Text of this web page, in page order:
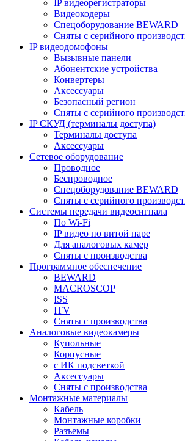
IP видеорегистраторы
Видеокодеры
Спецоборудование BEWARD
Сняты с серийного
IP видеодомофоны
Вызывные панели
Абонентские устройства
Конвертеры
Аксессуары
Безопасный регион
Сняты с серийного
IP СКУД (терминалы доступа)
Терминалы доступа
Аксессуары
Сетевое оборудование
Проводное
Беспроводное
Спецоборудование BEWARD
Сняты с серийного
Системы передачи видеосигнала
По Wi-Fi
IP видео по витой паре
Для аналоговых камер
Сняты с производства
Программное обеспечение
BEWARD
MACROSCOP
ISS
ITV
Сняты с производства
Аналоговые видеокамеры
Купольные
Корпусные
c ИК подсветкой
Аксессуары
Сняты с производства
Монтажные материалы
Кабель
Монтажные коробки
Разъемы